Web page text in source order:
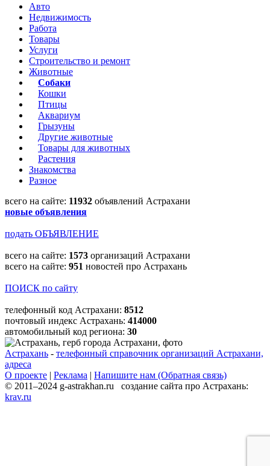
Авто
Недвижимость
Работа
Товары
Услуги
Строительство и ремонт
Животные
Собаки
Кошки
Птицы
Аквариум
Грызуны
Другие животные
Товары для животных
Растения
Знакомства
Разное
всего на сайте: 11932 объявлений Астрахани
новые объявления
подать ОБЪЯВЛЕНИЕ
всего на сайте: 1573 организаций Астрахани
всего на сайте: 951 новостей про Астрахань
ПОИСК по сайту
телефонный код Астрахани: 8512
почтовый индекс Астрахань: 414000
автомобильный код региона: 30
Астрахань - телефонный справочник организаций Астрахани,
адреса
О проекте | Реклама | Напишите нам (Обратная связь)
© 2011–2024 g-astrakhan.ru создание сайта про Астрахань:
krav.ru